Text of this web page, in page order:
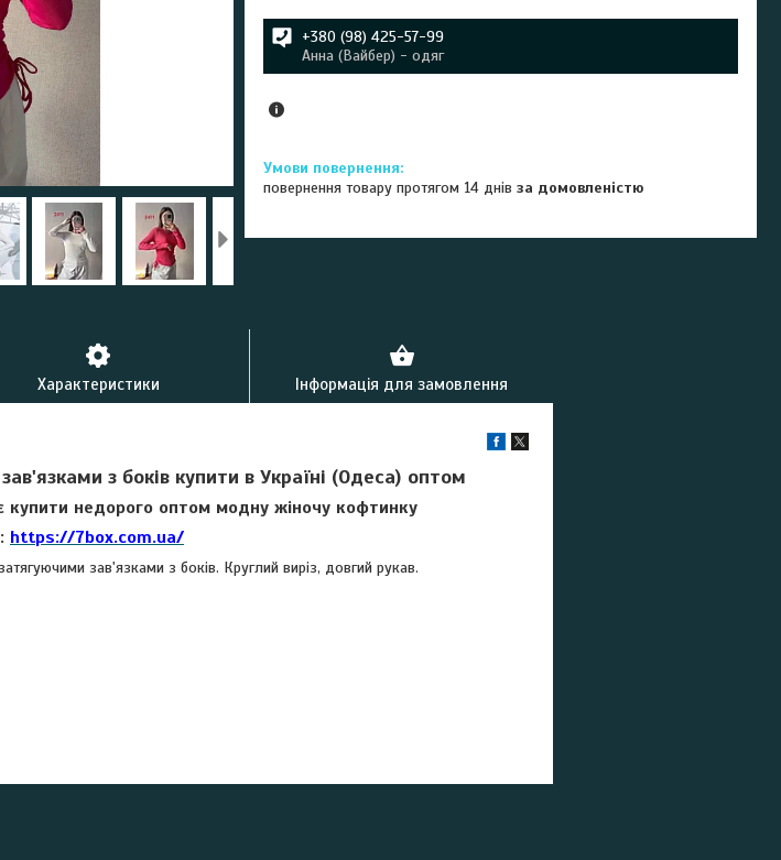
+380 (98) 425-57-99
Анна (Вайбер) - одяг
повернення товару протягом 14 днівза домовленістю
Характеристики Інформація для замовлення
з боків купити в Україні (Одеса) оптом
купити недорого оптом модну жіночу кофтинку
https://7box.com.ua/
зав'язками з боків. Круглий виріз, довгий рукав.